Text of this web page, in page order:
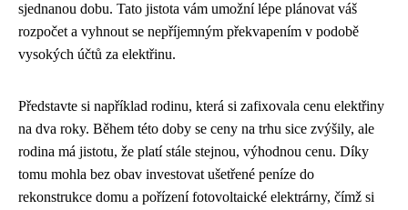
sjednanou dobu. Tato jistota vám umožní lépe plánovat váš
rozpočet a vyhnout se nepříjemným překvapením v podobě
vysokých účtů za elektřinu.
Představte si například rodinu, která si zafixovala cenu elektřiny
na dva roky. Během této doby se ceny na trhu sice zvýšily, ale
rodina má jistotu, že platí stále stejnou, výhodnou cenu. Díky
tomu mohla bez obav investovat ušetřené peníze do
rekonstrukce domu a pořízení fotovoltaické elektrárny, čímž si